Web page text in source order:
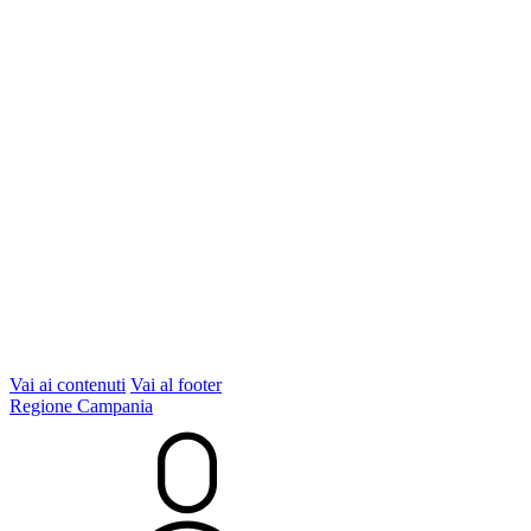
Vai ai contenuti Vai al footer
Regione Campania